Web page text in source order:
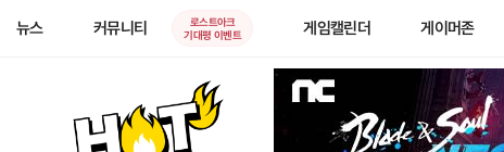
뉴스 커뮤니티
로스트아크
기대평 이벤트
게임캘린더 게이머존